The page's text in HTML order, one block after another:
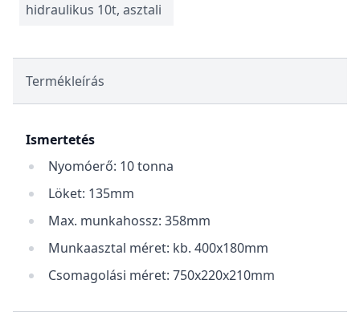
hidraulikus 10t, asztali
Termékleírás
Ismertetés
Nyomóerő: 10 tonna
Löket: 135mm
Max. munkahossz: 358mm
Munkaasztal méret: kb. 400x180mm
Csomagolási méret: 750x220x210mm